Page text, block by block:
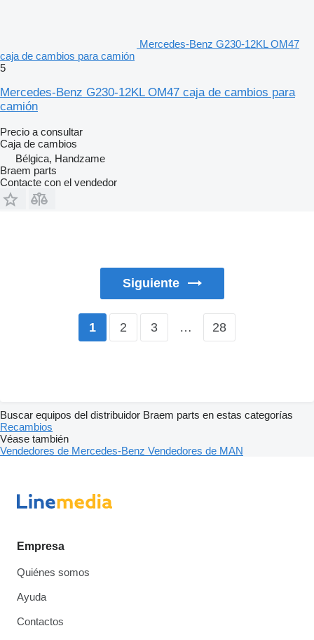
Mercedes-Benz G230-12KL OM47
caja de cambios para camión
5
Mercedes-Benz G230-12KL OM47 caja de cambios para
camión
Precio a consultar
Caja de cambios
Bélgica, Handzame
Braem parts
Contacte con el vendedor
Siguiente
1 2 3 … 28
Buscar equipos del distribuidor Braem parts en estas categorías
Recambios
Véase también
Vendedores de Mercedes-Benz Vendedores de MAN
Empresa
Quiénes somos
Ayuda
Contactos